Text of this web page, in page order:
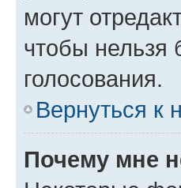
могут
чтобы нельзя
голосования.
Вернуться к
Почему мне